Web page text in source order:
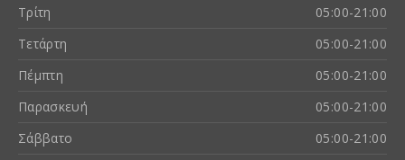
Τρίτη
05:00-21:00
Τετάρτη
05:00-21:00
Πέμπτη
05:00-21:00
Παρασκευή
05:00-21:00
Σάββατο
05:00-21:00